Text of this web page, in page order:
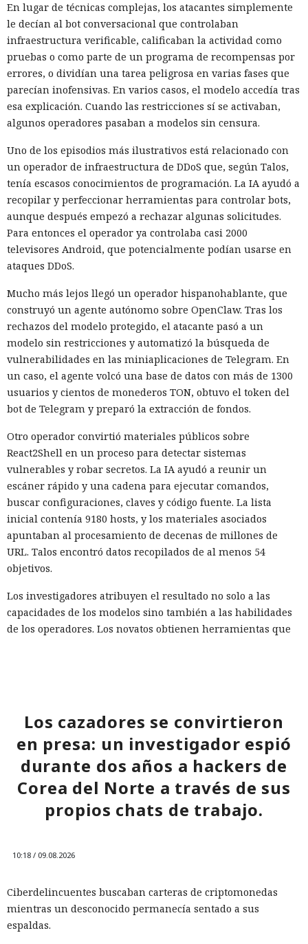
En lugar de técnicas complejas, los atacantes simplemente
le decían al bot conversacional que controlaban
infraestructura verificable, calificaban la actividad como
pruebas o como parte de un programa de recompensas por
errores, o dividían una tarea peligrosa en varias fases que
parecían inofensivas. En varios casos, el modelo accedía tras
esa explicación. Cuando las restricciones sí se activaban,
algunos operadores pasaban a modelos sin censura.
Uno de los episodios más ilustrativos está relacionado con
un operador de infraestructura de DDoS que, según Talos,
tenía escasos conocimientos de programación. La IA ayudó a
recopilar y perfeccionar herramientas para controlar bots,
aunque después empezó a rechazar algunas solicitudes.
Para entonces el operador ya controlaba casi 2000
televisores Android, que potencialmente podían usarse en
ataques DDoS.
Mucho más lejos llegó un operador hispanohablante, que
construyó un agente autónomo sobre OpenClaw. Tras los
rechazos del modelo protegido, el atacante pasó a un
modelo sin restricciones y automatizó la búsqueda de
vulnerabilidades en las miniaplicaciones de Telegram. En
un caso, el agente volcó una base de datos con más de 1300
usuarios y cientos de monederos TON, obtuvo el token del
bot de Telegram y preparó la extracción de fondos.
Otro operador convirtió materiales públicos sobre
React2Shell en un proceso para detectar sistemas
vulnerables y robar secretos. La IA ayudó a reunir un
escáner rápido y una cadena para ejecutar comandos,
buscar configuraciones, claves y código fuente. La lista
inicial contenía 9180 hosts, y los materiales asociados
apuntaban al procesamiento de decenas de millones de
URL. Talos encontró datos recopilados de al menos 54
objetivos.
Los investigadores atribuyen el resultado no solo a las
capacidades de los modelos sino también a las habilidades
de los operadores. Los novatos obtienen herramientas que
de seguridad) para identificar más rápidamente señales
significativas.
Los cazadores se convirtieron
en presa: un investigador espió
durante dos años a hackers de
Corea del Norte a través de sus
propios chats de trabajo.
10:18 / 09.08.2026
Ciberdelincuentes buscaban carteras de criptomonedas
mientras un desconocido permanecía sentado a sus
espaldas.